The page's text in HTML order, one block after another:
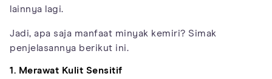
lainnya lagi.
Jadi, apa saja manfaat minyak kemiri? Simak
penjelasannya berikut ini.
1. Merawat Kulit Sensitif